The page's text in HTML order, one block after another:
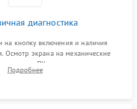
диагностика
на кнопку включения и наличия
Осмотр экрана на механические
к ПК для оценки вывода
и выявления артефактов на
Подробнее